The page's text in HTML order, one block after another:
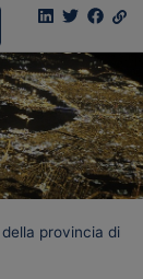
provincia di